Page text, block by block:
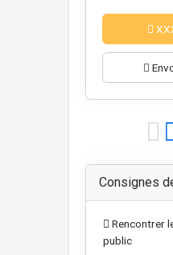
Consignes
Rencontrer
public